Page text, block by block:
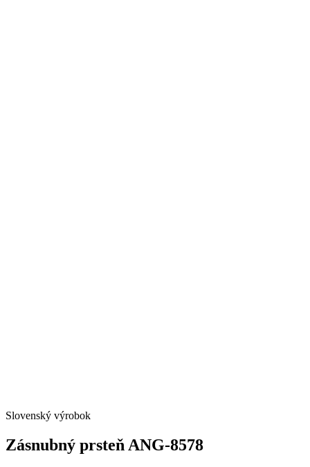
Slovenský výrobok
Zásnubný prsteň ANG-8578